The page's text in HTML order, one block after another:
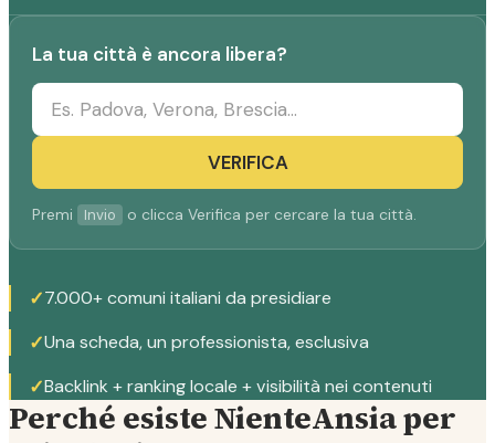
La tua città è ancora libera?
VERIFICA
Premi Invio o clicca Verifica per cercare la tua città.
✓7.000+ comuni italiani da presidiare
✓Una scheda, un professionista, esclusiva
✓Backlink + ranking locale + visibilità nei contenuti
Perché esiste NienteAnsia per